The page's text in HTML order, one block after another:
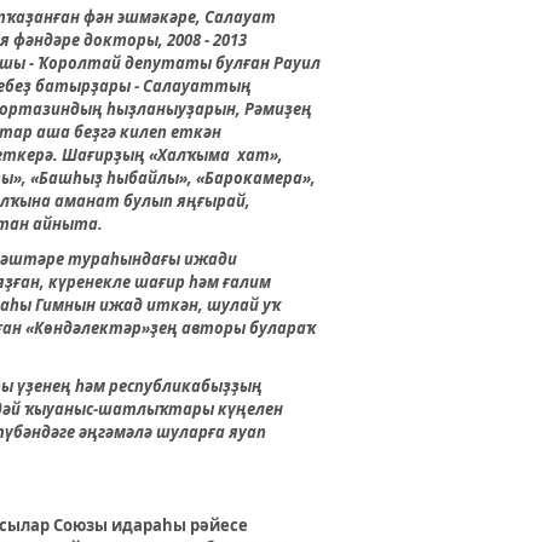
фән эшмәкәре, Салауат
докторы, 2008 - 2013
- Ҡоролтай депутаты булған Рауил
батырҙары - Салауаттың
һыҙланыуҙарын, Рәмиҙең
аша беҙгә килеп еткән
Шағирҙың «Халҡыма хат»,
«Башһыҙ һыбайлы», «Барокамера»,
аманат булып яңғырай,
айныта.
тураһындағы ижади
күренекле шағир һәм ғалим
Гимнын ижад иткән, шулай уҡ
«Көндәлектәр»ҙең авторы булараҡ
үҙенең һәм республикабыҙҙың
ҡыуаныс-шатлыҡтары күңелен
әңгәмәлә шуларға яуап
Союзы идараһы рәйесе